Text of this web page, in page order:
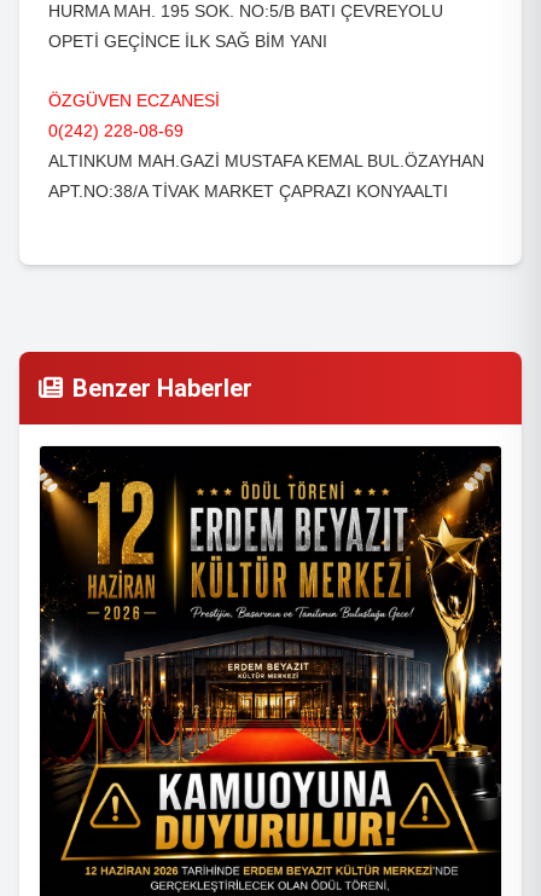
HURMA MAH. 195 SOK. NO:5/B BATI ÇEVREYOLU
OPETİ GEÇİNCE İLK SAĞ BİM YANI
ÖZGÜVEN ECZANESİ
0(242) 228-08-69
ALTINKUM MAH.GAZİ MUSTAFA KEMAL BUL.ÖZAYHAN
APT.NO:38/A TİVAK MARKET ÇAPRAZI KONYAALTI
Benzer Haberler